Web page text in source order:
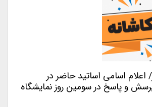
اسامی اساتید حاضر در
و پاسخ در سومین روز نمایشگاه